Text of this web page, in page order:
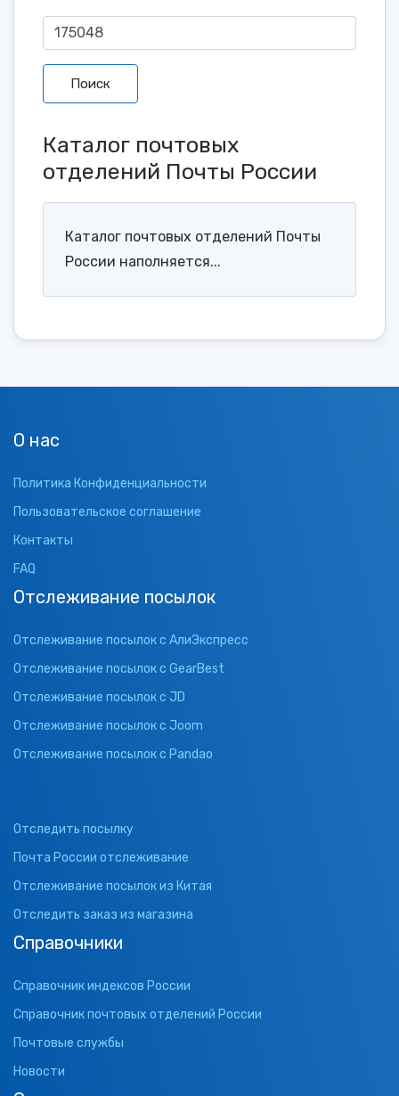
Поиск
Каталог почтовых
отделений Почты России
Каталог почтовых отделений Почты
России наполняется...
О нас
Политика Конфиденциальности
Пользовательское соглашение
Контакты
FAQ
Отслеживание посылок
Отслеживание посылок с АлиЭкспресс
Отслеживание посылок с GearBest
Отслеживание посылок с JD
Отслеживание посылок с Joom
Отслеживание посылок с Pandao
Отследить посылку
Почта России отслеживание
Отслеживание посылок из Китая
Отследить заказ из магазина
Справочники
Справочник индексов России
Справочник почтовых отделений России
Почтовые службы
Новости